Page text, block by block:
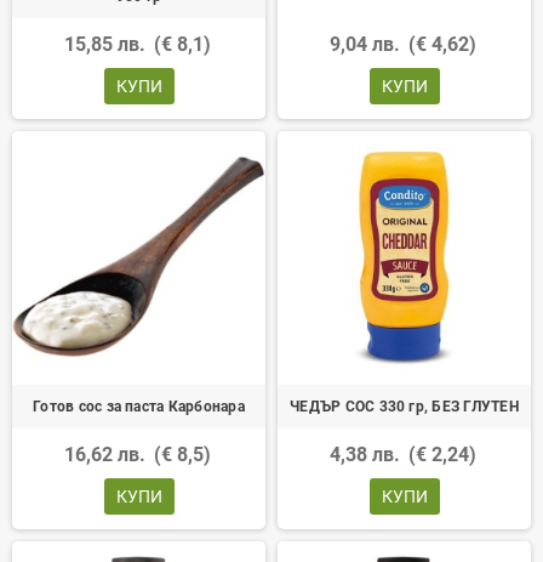
15,85 лв. (€ 8,1)
КУПИ
9,04 лв. (€ 4,62)
КУПИ
Готов сос за паста Карбонара
16,62 лв. (€ 8,5)
КУПИ
ЧЕДЪР СОС 330 гр, БЕЗ ГЛУТЕН
4,38 лв. (€ 2,24)
КУПИ